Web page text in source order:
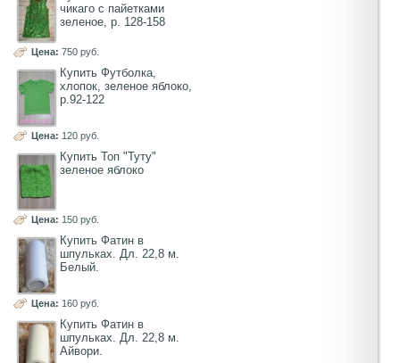
чикаго с пайетками
зеленое, р. 128-158
Цена: 750 руб.
Купить Футболка,
хлопок, зеленое яблоко,
р.92-122
Цена: 120 руб.
Купить Топ "Туту"
зеленое яблоко
Цена: 150 руб.
Купить Фатин в
шпульках. Дл. 22,8 м.
Белый.
Цена: 160 руб.
Купить Фатин в
шпульках. Дл. 22,8 м.
Айвори.